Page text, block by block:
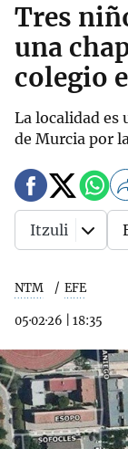
Tres
una
colegio
La localidad es
de Murcia por
NTM EFE
05·02·26 18:35
Itzuli